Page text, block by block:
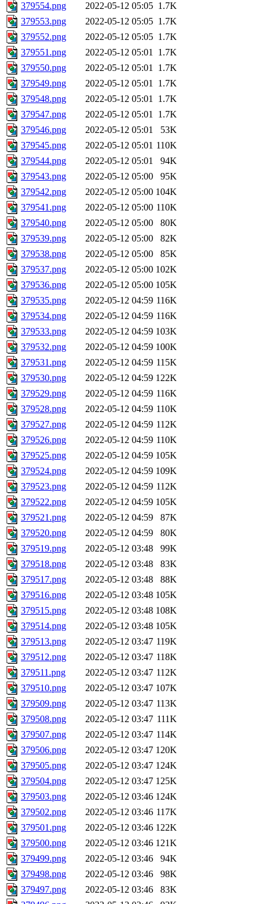
379554.png
2022-05-12 05:05 1.7K
379553.png
2022-05-12 05:05 1.7K
379552.png
2022-05-12 05:05 1.7K
379551.png
2022-05-12 05:01 1.7K
379550.png
2022-05-12 05:01 1.7K
379549.png
2022-05-12 05:01 1.7K
379548.png
2022-05-12 05:01 1.7K
379547.png
2022-05-12 05:01 1.7K
379546.png
2022-05-12 05:01
53K
379545.png
2022-05-12 05:01 110K
379544.png
2022-05-12 05:01
94K
379543.png
2022-05-12 05:00
95K
379542.png
2022-05-12 05:00 104K
379541.png
2022-05-12 05:00 110K
379540.png
2022-05-12 05:00
80K
379539.png
2022-05-12 05:00
82K
379538.png
2022-05-12 05:00
85K
379537.png
2022-05-12 05:00 102K
379536.png
2022-05-12 05:00 105K
379535.png
2022-05-12 04:59 116K
379534.png
2022-05-12 04:59 116K
379533.png
2022-05-12 04:59 103K
379532.png
2022-05-12 04:59 100K
379531.png
2022-05-12 04:59 115K
379530.png
2022-05-12 04:59 122K
379529.png
2022-05-12 04:59 116K
379528.png
2022-05-12 04:59 110K
379527.png
2022-05-12 04:59 112K
379526.png
2022-05-12 04:59 110K
379525.png
2022-05-12 04:59 105K
379524.png
2022-05-12 04:59 109K
379523.png
2022-05-12 04:59 112K
379522.png
2022-05-12 04:59 105K
379521.png
2022-05-12 04:59
87K
379520.png
2022-05-12 04:59
80K
379519.png
2022-05-12 03:48
99K
379518.png
2022-05-12 03:48
83K
379517.png
2022-05-12 03:48
88K
379516.png
2022-05-12 03:48 105K
379515.png
2022-05-12 03:48 108K
379514.png
2022-05-12 03:48 105K
379513.png
2022-05-12 03:47 119K
379512.png
2022-05-12 03:47 118K
379511.png
2022-05-12 03:47 112K
379510.png
2022-05-12 03:47 107K
379509.png
2022-05-12 03:47 113K
379508.png
2022-05-12 03:47 111K
379507.png
2022-05-12 03:47 114K
379506.png
2022-05-12 03:47 120K
379505.png
2022-05-12 03:47 124K
379504.png
2022-05-12 03:47 125K
379503.png
2022-05-12 03:46 124K
379502.png
2022-05-12 03:46 117K
379501.png
2022-05-12 03:46 122K
379500.png
2022-05-12 03:46 121K
379499.png
2022-05-12 03:46
94K
379498.png
2022-05-12 03:46
98K
379497.png
2022-05-12 03:46
83K